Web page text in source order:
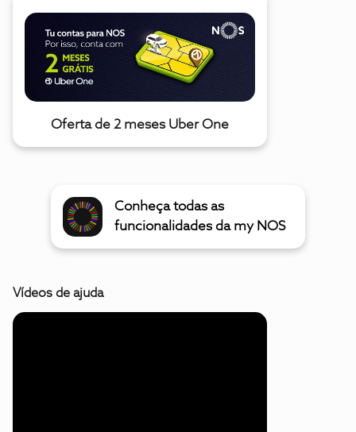
Oferta de 2 meses Uber One
Conheça todas as
funcionalidades da my NOS
Vídeos de ajuda